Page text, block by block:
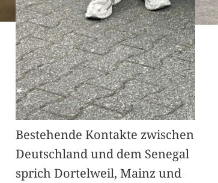
Bestehende Kontakte zwischen
Deutschland und dem Senegal
sprich Dortelweil, Mainz und